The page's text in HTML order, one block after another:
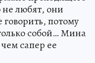
любят, они
потому
собой… Мина
сапер ее